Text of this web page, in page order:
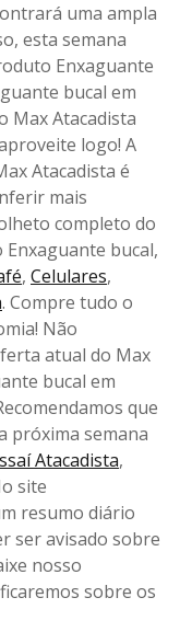
uma ampla
esta semana
Enxaguante
bucal em
Max Atacadista
logo! A
Atacadista é
mais
completo do
bucal,
, Celulares,
. Compre tudo o
Não
atual do Max
bucal em
que
próxima semana
Atacadista,
site
resumo diário
ser avisado sobre
nosso
sobre os